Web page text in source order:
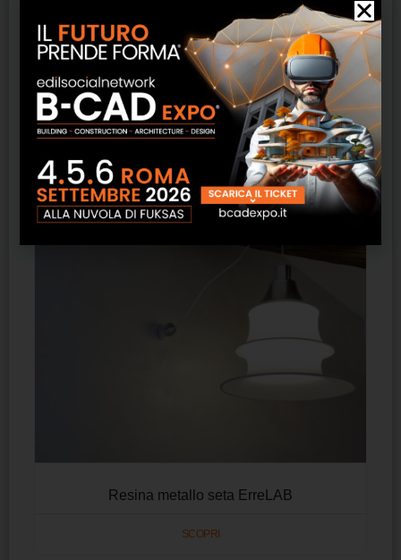
Resina errefast ErreLAB
SCOPRI
Resina metallo seta ErreLAB
SCOPRI